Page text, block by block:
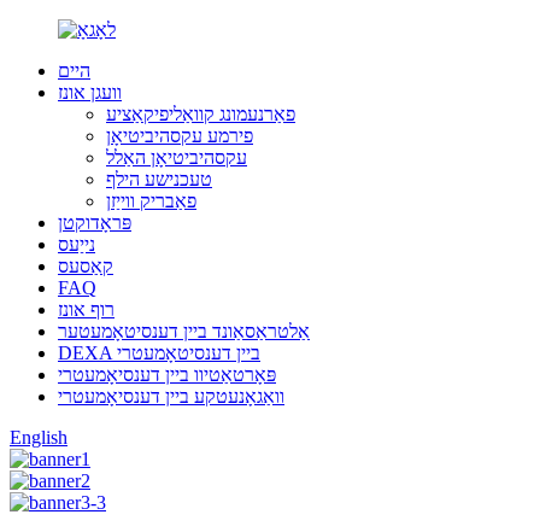
היים
וועגן אונז
פאַרנעמונג קוואַליפיקאַציע
פירמע עקסהיביטיאָן
עקסהיביטיאָן האַלל
טעכנישע הילף
פאַבריק ווייַזן
פּראָדוקטן
נייַעס
קאַסעס
FAQ
רוף אונז
אַלטראַסאַונד ביין דענסיטאָמעטער
DEXA ביין דענסיטאָמעטרי
פּאָרטאַטיוו ביין דענסיאָמעטרי
וואַגאָנעטקע ביין דענסיאָמעטרי
English